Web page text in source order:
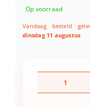
Op voorraad
Vandaag besteld
dinsdag 11 augustus
Wheels